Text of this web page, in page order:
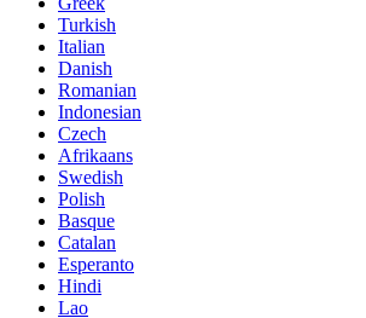
Turkish
Italian
Danish
Romanian
Indonesian
Czech
Afrikaans
Swedish
Polish
Basque
Catalan
Esperanto
Hindi
Lao